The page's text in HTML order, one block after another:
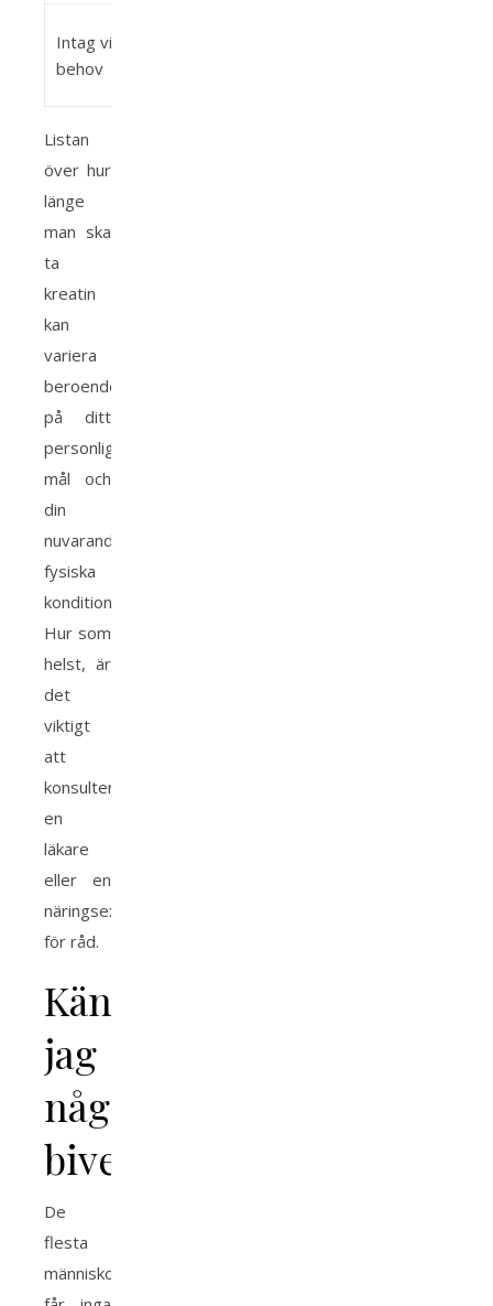
Intag vid
behov
Listan
över hur
länge
man ska
ta
kreatin
kan
variera
beroende
på ditt
personliga
mål och
din
nuvarande
fysiska
kondition.
Hur som
helst, är
det
viktigt
att
konsultera
en
läkare
eller en
näringsexpert
för råd.
Känner
jag
några
biverkningar?
De
flesta
människor